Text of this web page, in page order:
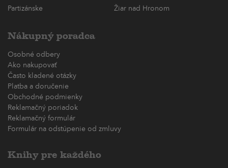
Partizánske
Žiar nad Hronom
Nákupný poradca
Osobné odbery
Ako nakupovať
Často kladené otázky
Platba a doručenie
Obchodné podmienky
Reklamačný poriadok
Reklamačný formulár
Formulár na odstúpenie od zmluvy
Knihy pre každého